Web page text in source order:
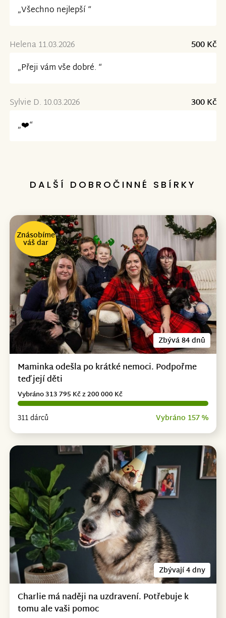
„Všechno nejlepší “
Helena 11.03.2026
500 Kč
„Přeji vám vše dobré. “
Sylvie D. 10.03.2026
300 Kč
„❤️“
DALŠÍ DOBROČINNÉ SBÍRKY
Zbývá 84 dnů
Znásobíme
váš dar
Maminka odešla po krátké nemoci. Podpořme
teď její děti
311 dárců Vybráno 157 %
Vybráno 313 795 Kč z 200 000 Kč
Zbývají 4 dny
Charlie má naději na uzdravení. Potřebuje k
tomu ale vaši pomoc